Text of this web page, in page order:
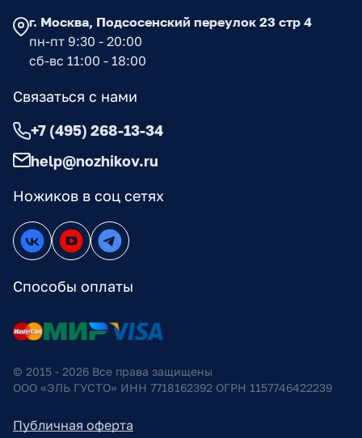
Ножиков в соц сетях
Способы оплаты
г. Москва, Подсосенский переулок 23 стр 4
пн-пт 9:30 - 20:00
сб-вс 11:00 - 18:00
Связаться с нами
+7 (495) 268-13-34
help@nozhikov.ru
© 2015 - 2026 Все права защищены
ООО «ЭЛЬ ГУСТО» ИНН 7718162392 ОГРН 1157746422239
Публичная оферта